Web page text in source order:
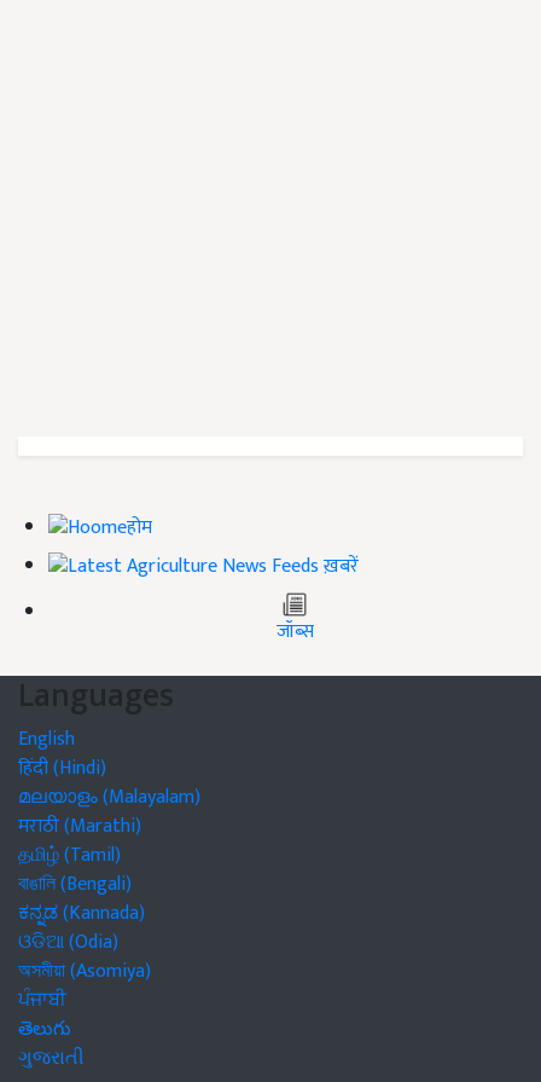
होम
ख़बरें
जॉब्स
Languages
English
हिंदी (Hindi)
മലയാളം (Malayalam)
मराठी (Marathi)
தமிழ் (Tamil)
বাঙালি (Bengali)
ಕನ್ನಡ (Kannada)
ଓଡିଆ (Odia)
অসমীয়া (Asomiya)
ਪੰਜਾਬੀ
తెలుగు
ગુજરાતી